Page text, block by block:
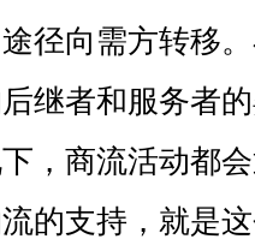
径向需方转移
继者和服务者
，商流活动都
的支持，就是